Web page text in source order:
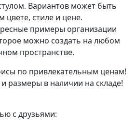
Вариантов может быть
стиле и цене.
примеры организации
можно создать на любом
пространстве.
по привлекательным ценам!
размеры в наличии на складе!
с друзьями: